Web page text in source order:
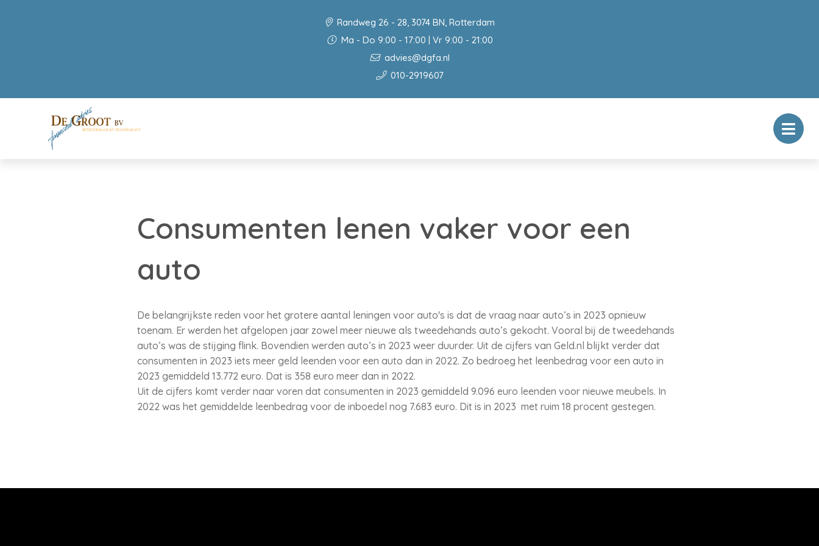
Randweg 26 - 28, 3074 BN, Rotterdam
Ma - Do 9:00 - 17:00 | Vr 9:00 - 21:00
advies@dgfa.nl
010-2919607
Consumenten lenen vaker voor een
auto
De belangrijkste reden voor het grotere aantal leningen voor auto's is dat de vraag naar auto’s in 2023 opnieuw
toenam. Er werden het afgelopen jaar zowel meer nieuwe als tweedehands auto’s gekocht. Vooral bij de tweedehands
auto’s was de stijging flink. Bovendien werden auto’s in 2023 weer duurder. Uit de cijfers van Geld.nl blijkt verder dat
consumenten in 2023 iets meer geld leenden voor een auto dan in 2022. Zo bedroeg het leenbedrag voor een auto in
2023 gemiddeld 13.772 euro. Dat is 358 euro meer dan in 2022.
Uit de cijfers komt verder naar voren dat consumenten in 2023 gemiddeld 9.096 euro leenden voor nieuwe meubels. In
2022 was het gemiddelde leenbedrag voor de inboedel nog 7.683 euro. Dit is in 2023 met ruim 18 procent gestegen.